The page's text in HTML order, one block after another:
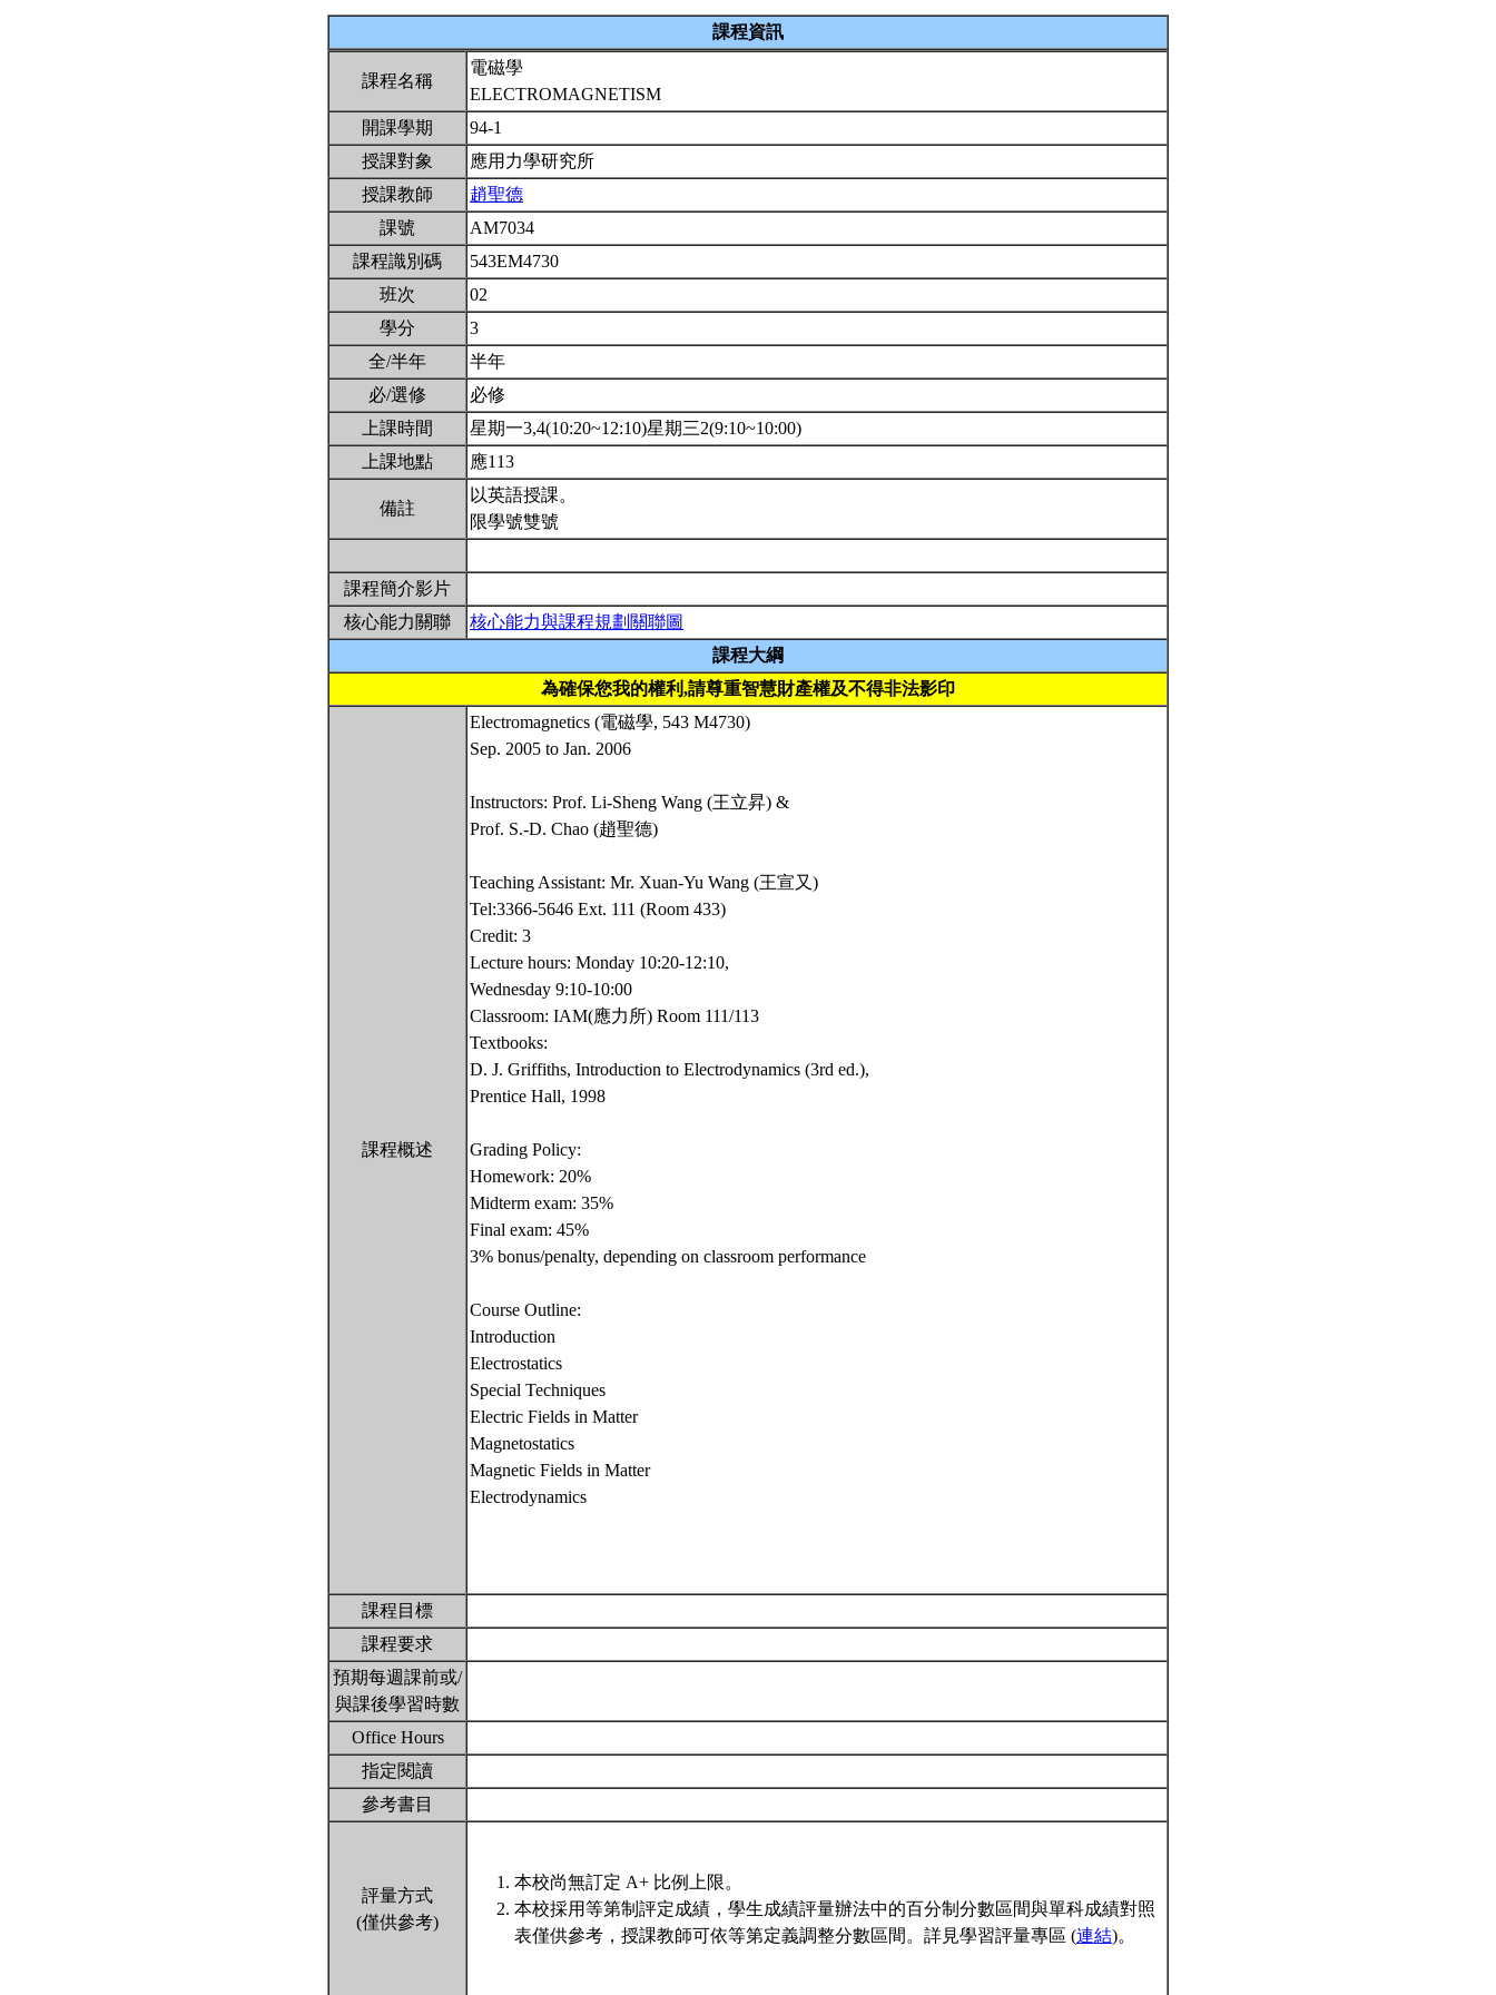
課程資訊
課程名稱
電磁學
ELECTROMAGNETISM
開課學期
94-1
授課對象
應用力學研究所
授課教師
趙聖德
課號
AM7034
課程識別碼
543EM4730
班次
02
學分
3
全/半年
半年
必/選修
必修
上課時間
星期一3,4(10:20~12:10)星期三2(9:10~10:00)
上課地點
應113
備註
以英語授課。
限學號雙號
課程簡介影片
核心能力關聯
核心能力與課程規劃關聯圖
課程大綱
為確保您我的權利,請尊重智慧財產權及不得非法影印
課程概述
Electromagnetics (電磁學, 543 M4730)
Sep. 2005 to Jan. 2006
Instructors: Prof. Li-Sheng Wang (王立昇) &
Prof. S.-D. Chao (趙聖德)
Teaching Assistant: Mr. Xuan-Yu Wang (王宣又)
Tel:3366-5646 Ext. 111 (Room 433)
Credit: 3
Lecture hours: Monday 10:20-12:10,
Wednesday 9:10-10:00
Classroom: IAM(應力所) Room 111/113
Textbooks:
D. J. Griffiths, Introduction to Electrodynamics (3rd ed.),
Prentice Hall, 1998
Grading Policy:
Homework: 20%
Midterm exam: 35%
Final exam: 45%
3% bonus/penalty, depending on classroom performance
Course Outline:
Introduction
Electrostatics
Special Techniques
Electric Fields in Matter
Magnetostatics
Magnetic Fields in Matter
Electrodynamics
課程目標
課程要求
預期每週課前或/
與課後學習時數
Office Hours
指定閱讀
參考書目
評量方式
(僅供參考)
本校尚無訂定 A+ 比例上限。
本校採用等第制評定成績，學生成績評量辦法中的百分制分數區間與單科成績對照
表僅供參考，授課教師可依等第定義調整分數區間。詳見學習評量專區 (連結)。